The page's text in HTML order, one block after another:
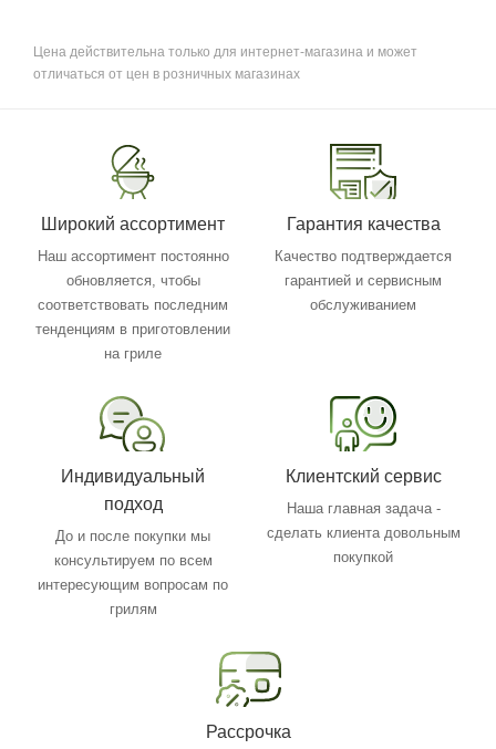
Цена действительна только для интернет-магазина и может
отличаться от цен в розничных магазинах
Широкий ассортимент
Наш ассортимент постоянно
обновляется, чтобы
соответствовать последним
тенденциям в приготовлении
на гриле
Гарантия качества
Качество подтверждается
гарантией и сервисным
обслуживанием
Индивидуальный
подход
До и после покупки мы
консультируем по всем
интересующим вопросам по
грилям
Клиентский сервис
Наша главная задача -
сделать клиента довольным
покупкой
Рассрочка